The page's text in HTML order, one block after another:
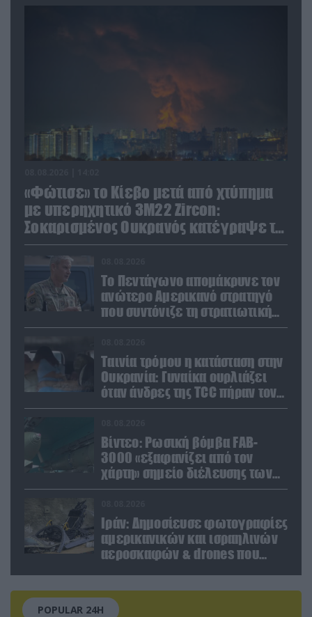
«Φώτισε» το Κίεβο μετά από χτύπημα
με υπερηχητικό 3M22 Zircon:
Σοκαρισμένος Ουκρανός κατέγραψε τη
στιγμή (βίντεο)
Το Πεντάγωνο απομάκρυνε τον
ανώτερο Αμερικανό στρατηγό
που συντόνιζε τη στρατιωτική
βοήθεια προς την Ουκρανία
Ταινία τρόμου η κατάσταση στην
Ουκρανία: Γυναίκα ουρλιάζει
όταν άνδρες της TCC πήραν τον
σύντροφό της (βίντεο)
Βίντεο: Ρωσική βόμβα FAB-
3000 «εξαφανίζει από τον
χάρτη» σημείο διέλευσης των
ουκρανικών δυνάμεων στην
Ιράν: Δημοσίευσε φωτογραφίες
αμερικανικών και ισραηλινών
αεροσκαφών & drones που
POPULAR 24H